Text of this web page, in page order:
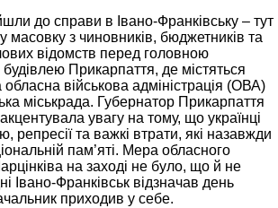
до справи в Івано-Франківську – тут
масовку з чиновників, бюджетників та
відомств перед головною
Прикарпаття, де містяться
обласна військова адміністрація (ОВА)
міськрада. Губернатор Прикарпаття
увагу на тому, що українці
репресії та важкі втрати, які назавжди
пам’яті. Мера обласного
на заході не було, що й не
Івано-Франківськ відзначав день
приходив у себе.